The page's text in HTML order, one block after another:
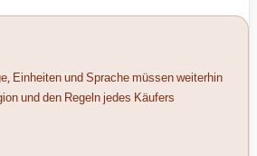
Einheiten und Sprache müssen weiterhin
und den Regeln jedes Käufers